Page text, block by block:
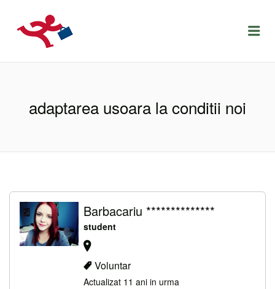
LOCURIDEMUNCACLUJ.NET
adaptarea usoara la conditii noi
Barbacariu **************
student
Voluntar
Actualizat 11 ani in urma